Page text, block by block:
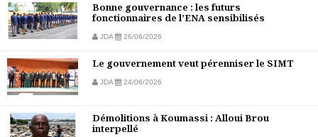
Bonne gouvernance : les futurs
fonctionnaires de l’ENA sensibilisés
JDA 26/06/2026
Le gouvernement veut pérenniser le SIMT
JDA 24/06/2026
Démolitions à Koumassi : Alloui Brou
interpellé